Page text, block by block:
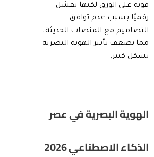
قوية على الورق لكنها تفشل
رقميًا بسبب عدم توافق
التصاميم مع المنصات الحديثة،
مما يضعف تأثير الهوية البصرية
بشكل كبير.
الهوية البصرية في عصر
الذكاء الاصطناعي 2026